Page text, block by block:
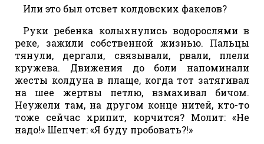
Или это был отсвет колдовских факелов?
Руки ребенка колыхнулись водорослями в
реке, зажили собственной жизнью. Пальцы
тянули, дергали, связывали, рвали, плели
кружева. Движения до боли напоминали
жесты колдуна в плаще, когда тот затягивал
на шее жертвы петлю, взмахивал бичом.
Неужели там, на другом конце нитей, кто-то
тоже сейчас хрипит, корчится? Молит: «Не
надо!» Шепчет: «Я буду пробовать?!»